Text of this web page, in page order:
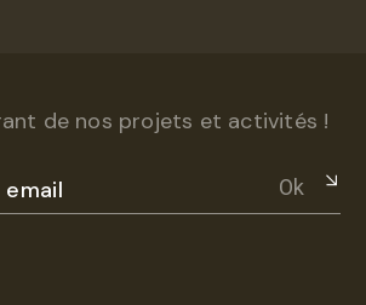
de nos projets et activités !
Ok